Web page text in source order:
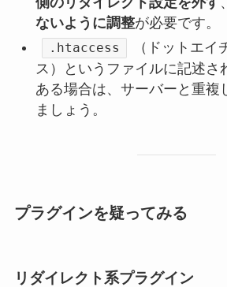
ないように調整が必要です。
.htaccess
（ドットエイ
ス）というファイルに記述さ
ある場合は、サーバーと重複
ましょう。
プラグインを疑ってみる
リダイレクト系プラグイン